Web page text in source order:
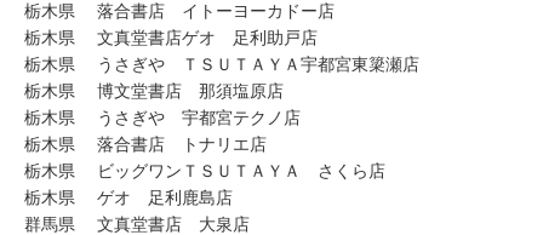
栃木県 落合書店 イトーヨーカドー店
栃木県 文真堂書店ゲオ 足利助戸店
栃木県 うさぎや ＴＳＵＴＡＹＡ宇都宮東簗瀬店
栃木県 博文堂書店 那須塩原店
栃木県 うさぎや 宇都宮テクノ店
栃木県 落合書店 トナリエ店
栃木県 ビッグワンＴＳＵＴＡＹＡ さくら店
栃木県 ゲオ 足利鹿島店
群馬県 文真堂書店 大泉店